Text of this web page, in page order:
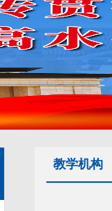
教学机构